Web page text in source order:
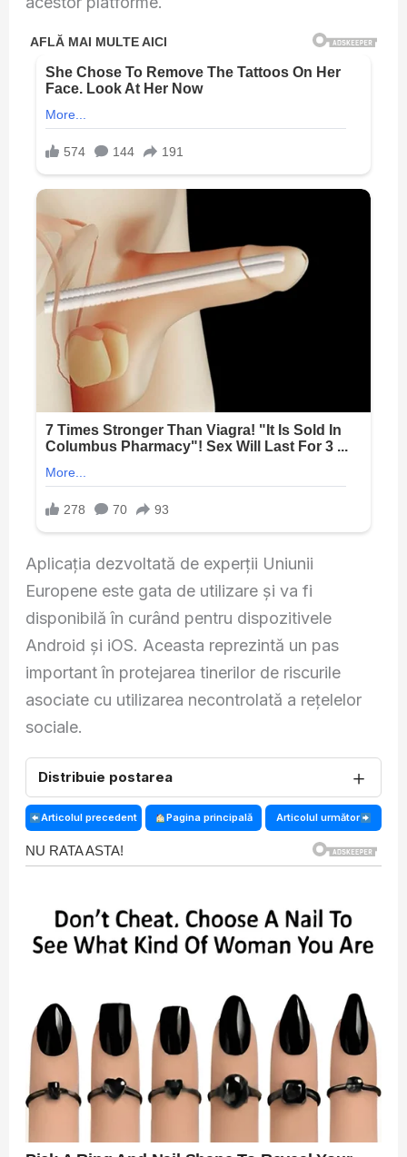
Aplicația dezvoltată de experții Uniunii
Europene este gata de utilizare și va fi
disponibilă în curând pentru dispozitivele
Android și iOS. Aceasta reprezintă un pas
important în protejarea tinerilor de riscurile
asociate cu utilizarea necontrolată a rețelelor
sociale.
Distribuie postarea ＋
Articolul precedent Pagina principală Articolul următor